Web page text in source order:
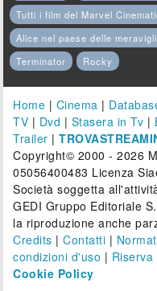
Tutti i film del Marvel
Alice nel paese delle
Terminator
Rocky
Home | Cinema |
TV | Dvd | Stasera in Tv |
Trailer |
Copyright© 2000 - 2026
05056400483 Licenza
Società soggetta
GEDI Gruppo Editoriale
la riproduzione anche
Credits |Contatti |
condizioni d'uso | Riserva
Cookie Policy